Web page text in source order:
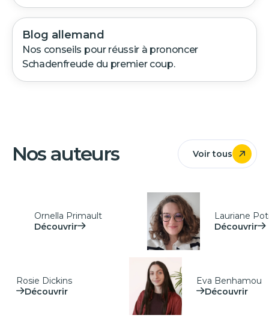
Blog allemand
Nos conseils pour réussir à prononcer
Schadenfreude du premier coup.
Nos auteurs Voir tous
Ornella Primault
Découvrir
Lauriane
Découvrir
Eva Benhamou
Découvrir
Rosie Dickins
Découvrir